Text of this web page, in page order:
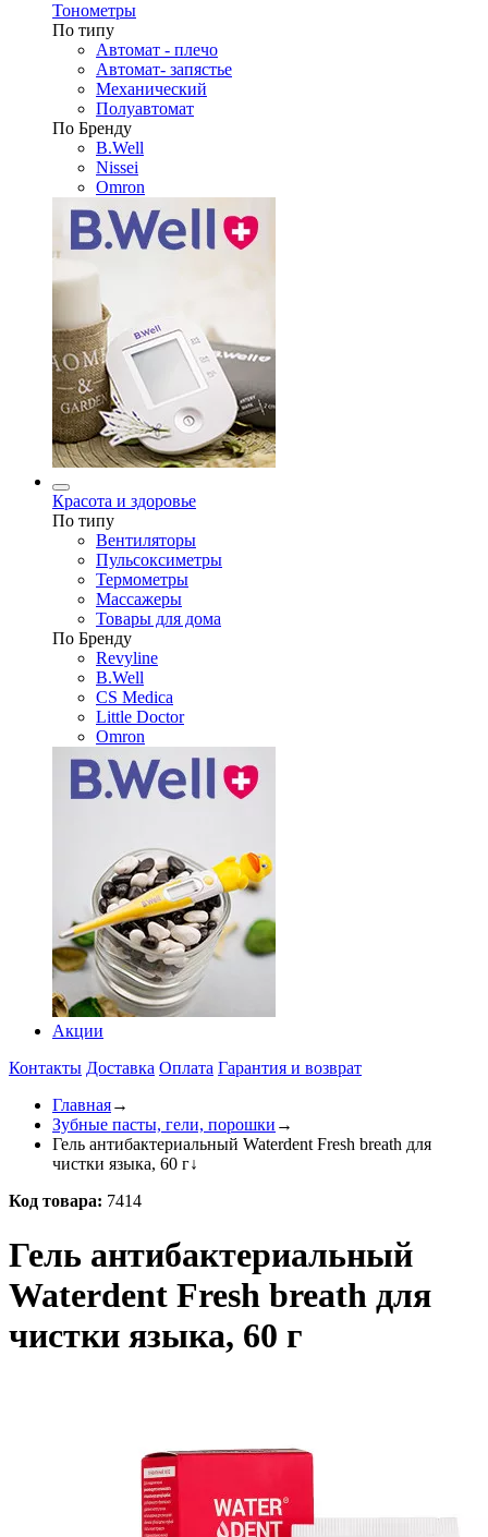
Тонометры
По типу
Автомат - плечо
Автомат- запястье
Механический
Полуавтомат
По Бренду
B.Well
Nissei
Omron
Красота и здоровье
По типу
Вентиляторы
Пульсоксиметры
Термометры
Массажеры
Товары для дома
По Бренду
Revyline
B.Well
CS Medica
Little Doctor
Omron
Акции
Контакты Доставка Оплата Гарантия и возврат
Главная→
Зубные пасты, гели, порошки →
Гель антибактериальный Waterdent Fresh breath для
чистки языка, 60 г↓
Код товара: 7414
Гель антибактериальный
Waterdent Fresh breath для
чистки языка, 60 г